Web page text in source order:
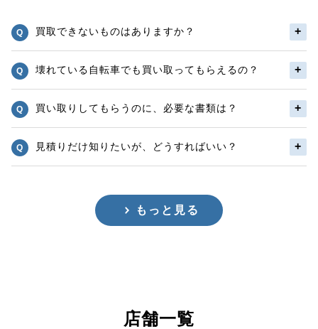
買取できないものはありますか？
壊れている自転車でも買い取ってもらえるの？
買い取りしてもらうのに、必要な書類は？
見積りだけ知りたいが、どうすればいい？
もっと見る
店舗一覧